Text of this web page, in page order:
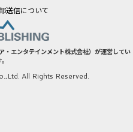
送信について
・エンタテインメント株式会社）が運営してい
All Rights Reserved.